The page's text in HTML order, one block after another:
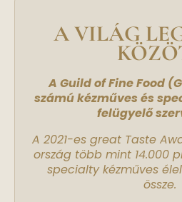
A VILÁG
A Guild of Fine Food
számú kézműves és
felügyelő
A 2021-es great Taste
ország több mint 14.000
specialty kézműves
össze.